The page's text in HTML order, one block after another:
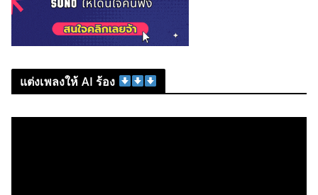
แต่งเพลงให้ AI ร้อง